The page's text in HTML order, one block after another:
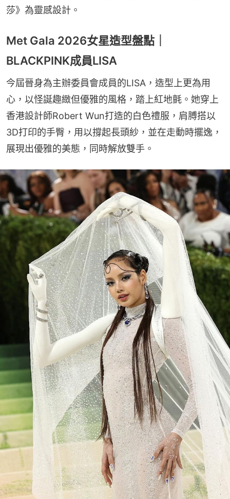
莎》為靈感設計。
Met Gala 2026女星造型盤點｜
BLACKPINK成員LISA
今屆晉身為主辦委員會成員的LISA，造型上更為用
心，以怪誕趣緻但優雅的風格，踏上紅地氈。她穿上
香港設計師Robert Wun打造的白色禮服，肩膊搭以
3D打印的手臀，用以撐起長頭紗，並在走動時擺逸，
展現出優雅的美態，同時解放雙手。